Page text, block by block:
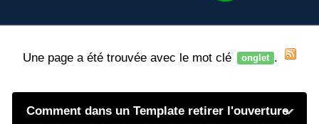
Une page a été trouvée avec le mot clé onglet .
Comment dans un Template retirer l'ouverture